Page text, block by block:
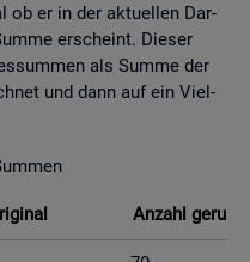
ob er in der ak­tu­el­len Dar­
er­scheint. Die­ser
als Summe der
und dann auf ein Viel­
An­zahl